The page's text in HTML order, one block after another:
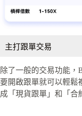
主打跟單交易
除了一般的交易功能，
要開啟跟單就可以輕鬆
成「現貨跟單」和「合